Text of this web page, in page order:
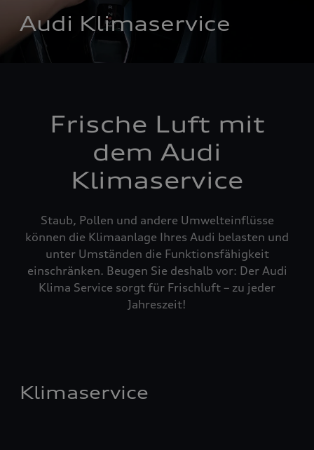
Audi Klimaservice
Frische Luft mit
dem Audi
Klimaservice
Staub, Pollen und andere Umwelteinflüsse
können die Klimaanlage Ihres Audi belasten und
unter Umständen die Funktionsfähigkeit
einschränken. Beugen Sie deshalb vor: Der Audi
Klima Service sorgt für Frischluft – zu jeder
Jahreszeit!
Klimaservice